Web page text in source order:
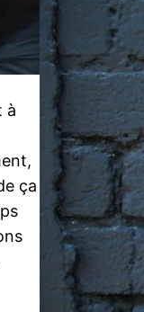
à
ça